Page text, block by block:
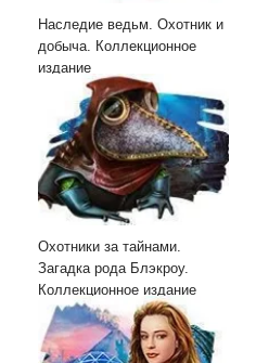
Наследие ведьм. Охотник и
добыча. Коллекционное
издание
Охотники за тайнами.
Загадка рода Блэкроу.
Коллекционное издание